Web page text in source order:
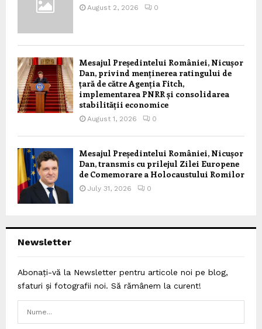
August 2, 2026 0
Mesajul Președintelui României, Nicușor
Dan, privind menținerea ratingului de
țară de către Agenția Fitch,
implementarea PNRR și consolidarea
stabilității economice
August 1, 2026 0
Mesajul Președintelui României, Nicușor
Dan, transmis cu prilejul Zilei Europene
de Comemorare a Holocaustului Romilor
July 31, 2026 0
Newsletter
Abonați-vă la Newsletter pentru articole noi pe blog,
sfaturi și fotografii noi. Să rămânem la curent!